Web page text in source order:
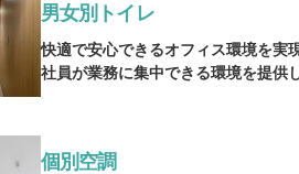
男女別トイレ
快適で安心できるオフィス環境を実現
社員が業務に集中できる環境を提供
個別空調